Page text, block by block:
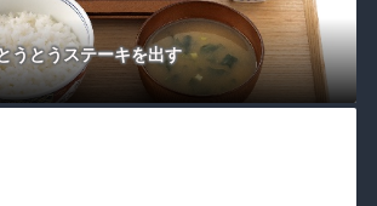
うとうステーキを出す